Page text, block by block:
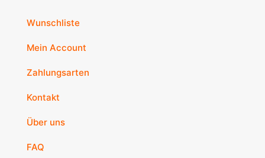
Wunschliste
Mein Account
Zahlungsarten
Kontakt
Über uns
FAQ